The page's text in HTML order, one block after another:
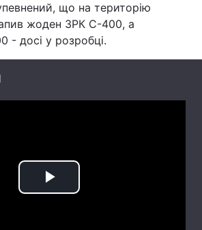
Регіони
що на територію
жоден ЗРК С-400, а
- досі у розробці.
Play